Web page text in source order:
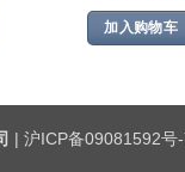
加入购物车
| 沪ICP备09081592号